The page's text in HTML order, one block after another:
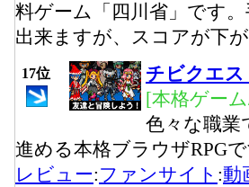
料ゲーム「四川省」です
出来ますが、スコアが下
17位
チビクエス
[本格ゲー
色々な職
進める本格ブラウザRPG
レビュー:ファンサイト :動